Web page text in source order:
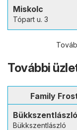
Miskolc
Tópart u. 3
További
Family
Bükkszentlászló
Bükkszentlászló